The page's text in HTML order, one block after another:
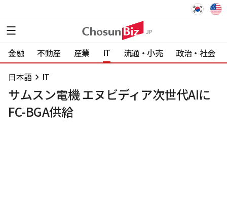
金融 不動産 産業 IT 流通・小売 政治・社会
日本語 IT
サムスン電機 エヌビディア次世代AIに
FC-BGA供給